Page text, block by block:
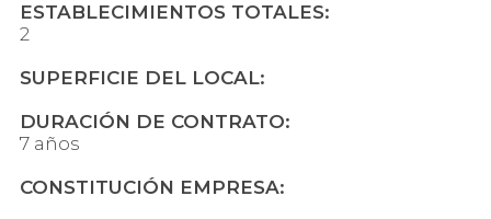
ESTABLECIMIENTOS TOTALES:
2
SUPERFICIE DEL LOCAL:
DURACIÓN DE CONTRATO:
7 años
CONSTITUCIÓN EMPRESA: